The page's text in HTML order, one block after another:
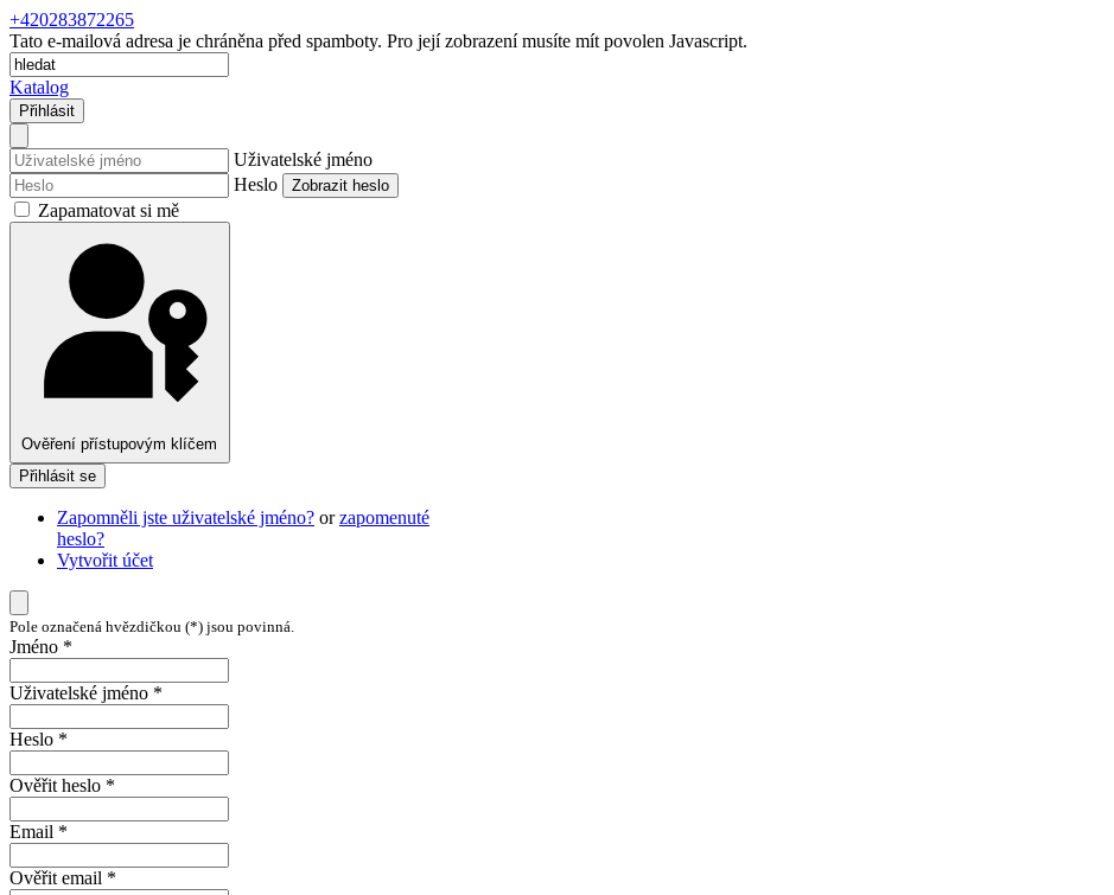
+420283872265
Tato e-mailová adresa je chráněna před spamboty. Pro její zobrazení musíte mít povolen Javascript.
Katalog
Přihlásit
Uživatelské jméno
Heslo
Zobrazit heslo
Zapamatovat si mě
Ověření přístupovým klíčem
Přihlásit se
Zapomněli jste uživatelské jméno? orzapomenuté
heslo?
Vytvořit účet
Pole označená hvězdičkou (*) jsou povinná.
Jméno *
Uživatelské jméno *
Heslo *
Ověřit heslo *
Email *
Ověřit email *